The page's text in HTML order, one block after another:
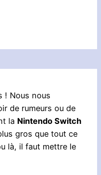
! Nous nous
de rumeurs ou de
la Nintendo Switch
gros que tout ce
là, il faut mettre le